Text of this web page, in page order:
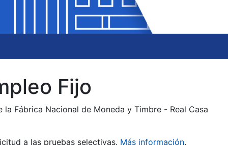
Fijo
Fábrica Nacional de Moneda y Timbre - Real Casa
a las pruebas selectivas. Más información.